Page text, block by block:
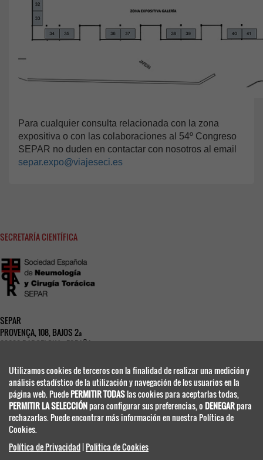
Para cualquier consulta relacionada con la zona
expositiva o con las colaboraciones al 54º Congreso
SEPAR no duden en contactar con nosotros al email
separ.expo@viajeseci.es
SECRETARÍA CIENTÍFICA
SEPAR
PROVENÇA, 108, BAJOS 2ª
08029 BARCELONA - ESPAÑA
SECRETARIA TÉCNICA
Congresos Científico Médicos
Utilizamos cookies de terceros con la finalidad de realizar una medición y
análisis estadístico de la utilización y navegación de los usuarios en la
página web. PuedePERMITIR TODASlas cookies para aceptarlas todas,
PERMITIR LA SELECCIÓNpara configurar sus preferencias, o DENEGARpara
rechazarlas. Puede encontrar más información en nuestra Política de
Cookies.
Política de Privacidad|Politica de Cookies